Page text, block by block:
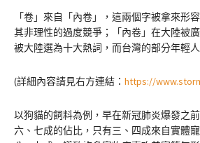
「卷」來自「內卷」，這兩個字被拿來形
其非理性的過度競爭；「內卷」在大陸被
被大陸選為十大熱詞，而台灣的部分年輕
(詳細內容請見右方連結： https://
以狗貓的飼料為例，早在新冠肺炎爆發之
六、七成的佔比，只有三、四成來自實體